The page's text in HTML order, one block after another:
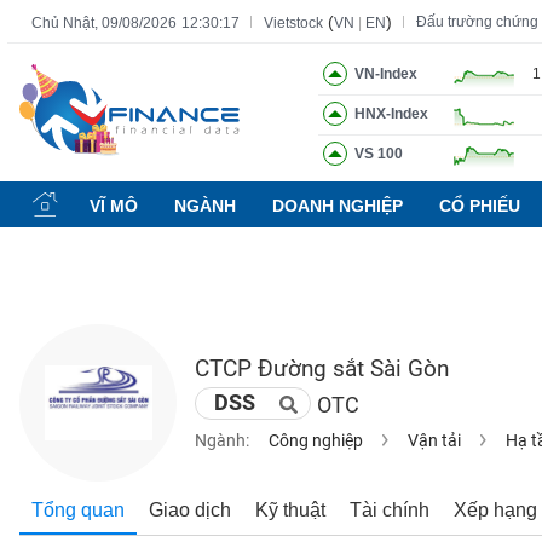
Chủ Nhật, 09/08/2026 12:30:18 Vietstock (VN EN) Đấu trường chứng
VN-Index
HNX-Index
VS 100
VĨ MÔ NGÀNH DOANH NGHIỆP CỔ PHIẾU
CTCP Đường sắt Sài Gòn
DSS OTC
Ngành: Công nghiệp Vận tải Hạ
Tổng quan Giao dịch Kỹ thuật Tài chính Xếp hạng
Tất cả Tính năng Ngành Mã chứng khoán Lãnh đạo
Tính
năng
(-)
CHỨNG
KHOÁN
NGHIỆP